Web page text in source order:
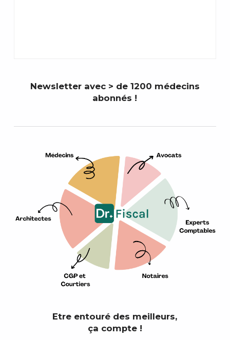
Newsletter avec > de 1200 médecins
abonnés !
Etre entouré des meilleurs,
ça compte !